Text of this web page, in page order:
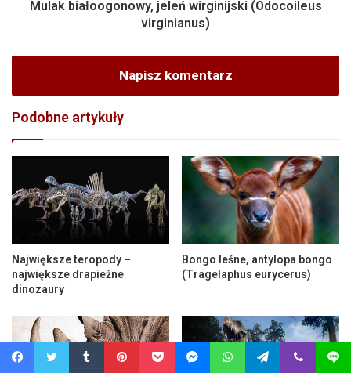
Mulak białoogonowy, jeleń wirginijski (Odocoileus
virginianus)
Napisz komentarz
Podobne artykuły
Największe teropody –
największe drapieżne
dinozaury
Bongo leśne, antylopa bongo
(Tragelaphus eurycerus)